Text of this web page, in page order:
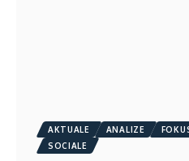
AKTUALE ANALIZE
SOCIALE